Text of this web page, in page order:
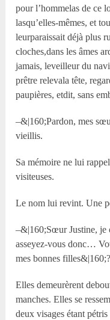
pour l’hommelas de ce
lasqu’elles-mêmes, et
leurparaissait déjà plus
cloches,dans les âmes
jamais, leveilleur du
prêtre relevala tête,
paupières, etdit, sans
–&|160;Pardon, mes
vieillis.
Sa mémoire ne lui
visiteuses.
Le nom lui revint. Une
–&|160;Sœur Justine,
asseyez-vous donc…
mes bonnes filles&|160;?
Elles demeurèrent
manches. Elles se
deux visages étant